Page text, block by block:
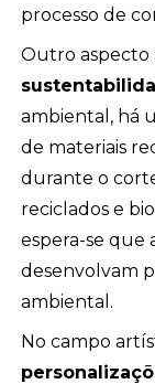
processo de
Outro aspecto
ambiental, há
de materiais
durante o
reciclados e
espera-se que
desenvolvam
ambiental.
No campo